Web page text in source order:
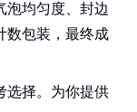
泡均匀度、封边
数包装，最终成
选择。为你提供